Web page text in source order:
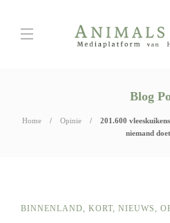
Blog
Home Opinie
201.600
niemand
BINNENLAND, KORT, NIEUWS,